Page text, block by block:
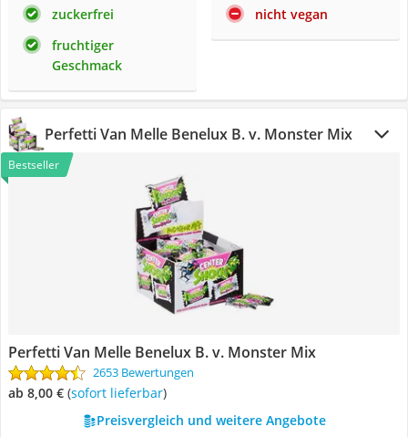
zuckerfrei
fruchtiger
Geschmack
nicht vegan
Perfetti Van Melle Benelux B. v. Monster Mix
Bestseller
Perfetti Van Melle Benelux B. v. Monster Mix
2653 Bewertungen
ab 8,00 € ( Sofort lieferbar)
Preisvergleich und weitere Angebote